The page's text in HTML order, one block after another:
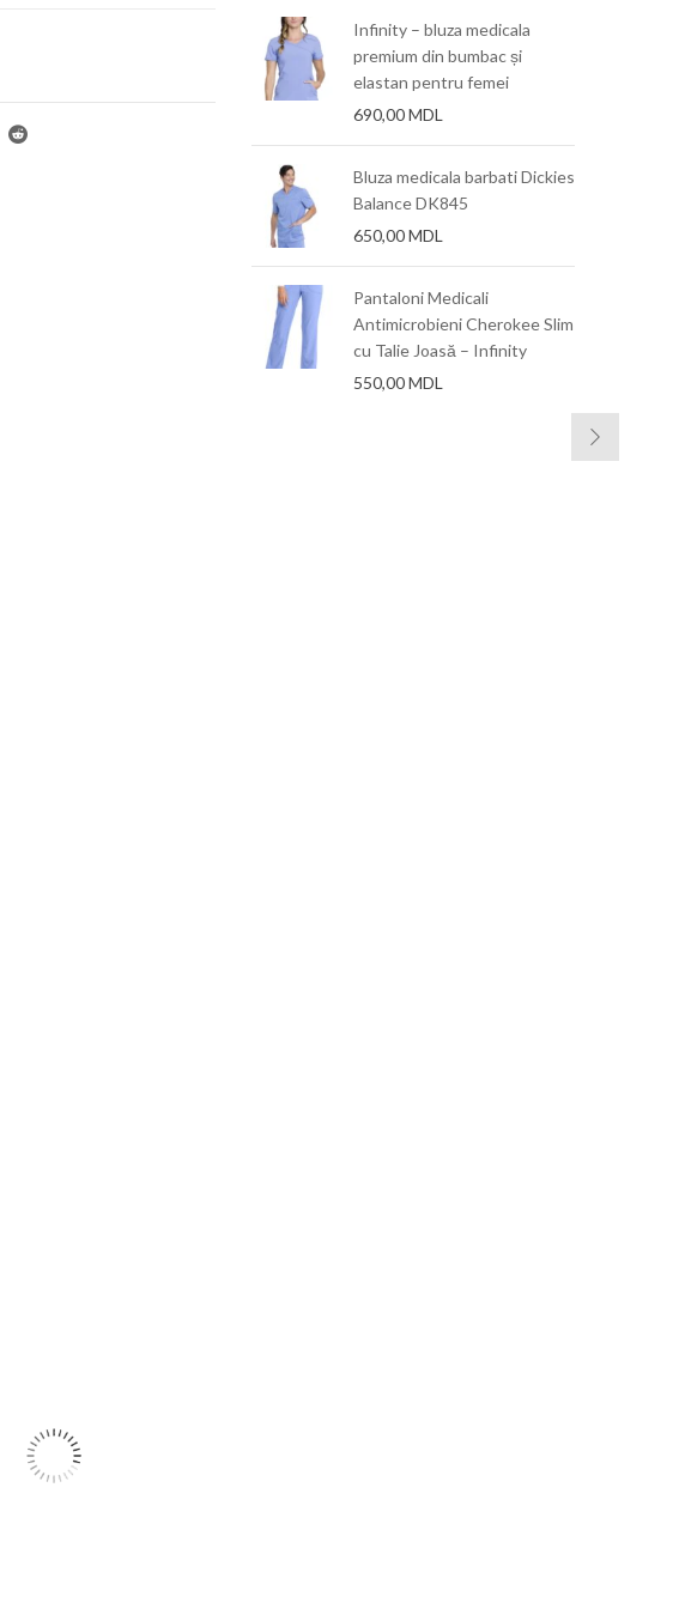
Infinity – bluza medicala
premium din bumbac și
elastan pentru femei
690,00MDL
Bluza medicala barbati Dickies
Balance DK845
650,00MDL
Pantaloni Medicali
Antimicrobieni Cherokee Slim
cu Talie Joasă – Infinity
550,00MDL